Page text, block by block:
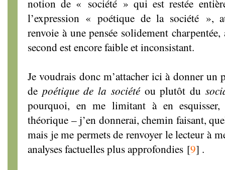
notion de « société » qui est restée
l’expression « poétique de la société »,
renvoie à une pensée solidement
second est encore faible et inconsistant.
Je voudrais donc m’attacher ici à donner un
de poétique de la sociétéou plutôt du
pourquoi, en me limitant à en
théorique – j’en donnerai, chemin faisant,
mais je me permets de renvoyer le lecteur à
analyses factuelles plus approfondies [9] .